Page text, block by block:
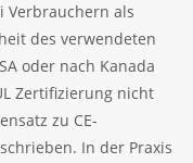
Verbrauchern als
des verwendeten
oder nach Kanada
Zertifizierung nicht
zu CE-
In der Praxis